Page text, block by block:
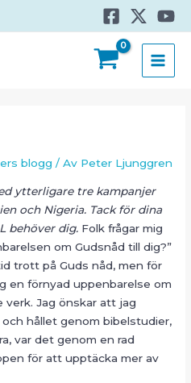
blogg / Av Peter Ljunggren
ytterligare tre kampanjer
och Nigeria. Tack för dina
behöver dig. Folk frågar mig
om Gudsnåd till dig?”
trott på Guds nåd, men för
en förnyad uppenbarelse om
verk. Jag önskar att jag
hållet genom bibelstudier,
var det genom en rad
för att upptäcka mer av